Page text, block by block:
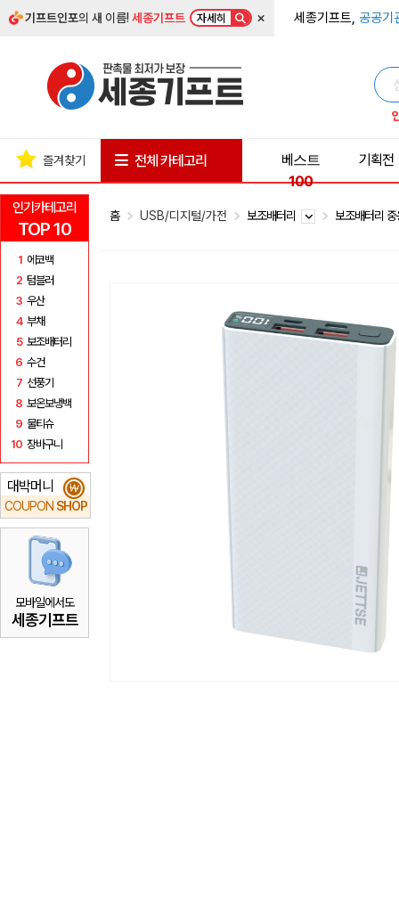
기프트인포의 새 이름!세종기프트 자세히 × 세종기프트, 공공기
인기카테고리
TOP 10
1 에코백
2 텀블러
3 우산
4 부채
5 보조배터리
6 수건
7 선풍기
8 보온보냉백
9 물티슈
10 장바구니
대박머니
COUPON SHOP
₩
모바일에서도
세종기프트
즐겨찾기 전체 카테고리
베스트
100
기획전
홈 USB/디지털/가전 보조배터리 보조배터리